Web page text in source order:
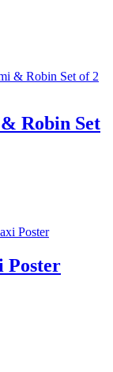
Robin Set
Poster